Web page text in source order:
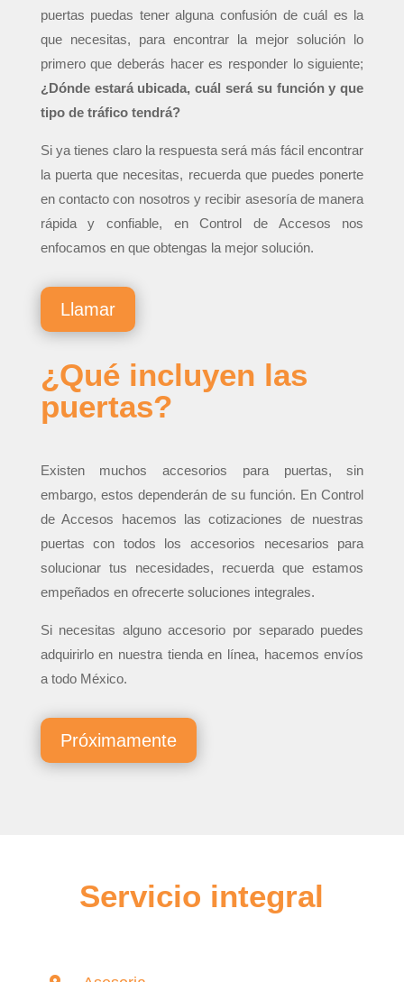
puertas puedas tener alguna confusión de cuál es la
que necesitas, para encontrar la mejor solución lo
primero que deberás hacer es responder lo siguiente;
¿Dónde estará ubicada, cuál será su función y que
tipo de tráfico tendrá?
Si ya tienes claro la respuesta será más fácil encontrar
la puerta que necesitas, recuerda que puedes ponerte
en contacto con nosotros y recibir asesoría de manera
rápida y confiable, en Control de Accesos nos
enfocamos en que obtengas la mejor solución.
Llamar
¿Qué incluyen las
puertas?
Existen muchos accesorios para puertas, sin
embargo, estos dependerán de su función. En Control
de Accesos hacemos las cotizaciones de nuestras
puertas con todos los accesorios necesarios para
solucionar tus necesidades, recuerda que estamos
empeñados en ofrecerte soluciones integrales.
Si necesitas alguno accesorio por separado puedes
adquirirlo en nuestra tienda en línea, hacemos envíos
a todo México.
Próximamente
Servicio integral